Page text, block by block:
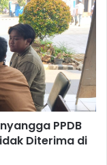
PPDB
Diterima di